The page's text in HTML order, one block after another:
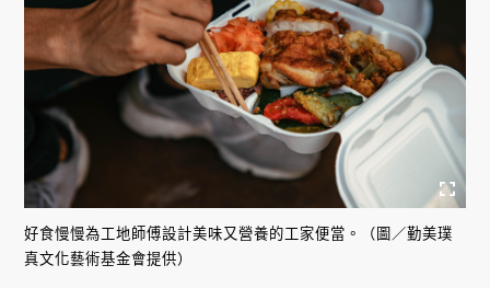
好食慢慢為工地師傅設計美味又營養的工家便當。（圖／勤美璞
真文化藝術基金會提供）